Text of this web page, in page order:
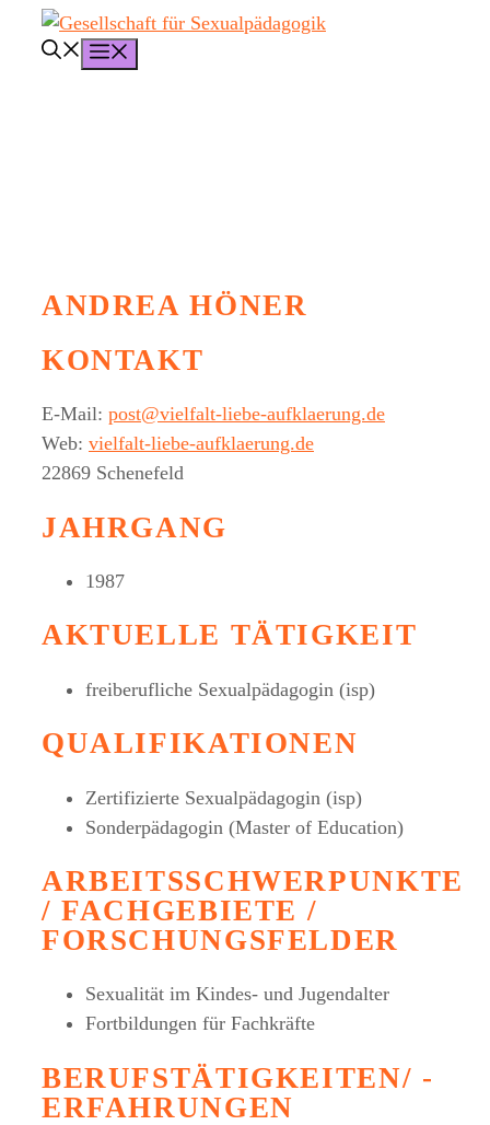
Zum
Inhalt
ANDREA HÖNER
KONTAKT
E-Mail: post@vielfalt-liebe-aufklaerung.de
Web: vielfalt-liebe-aufklaerung.de
22869 Schenefeld
JAHRGANG
1987
AKTUELLE TÄTIGKEIT
freiberufliche Sexualpädagogin (isp)
QUALIFIKATIONEN
Zertifizierte Sexualpädagogin (isp)
Sonderpädagogin (Master of Education)
ARBEITSSCHWERPUNKTE
/ FACHGEBIETE /
FORSCHUNGSFELDER
Sexualität im Kindes- und Jugendalter
Fortbildungen für Fachkräfte
BERUFSTÄTIGKEITEN/ -
ERFAHRUNGEN